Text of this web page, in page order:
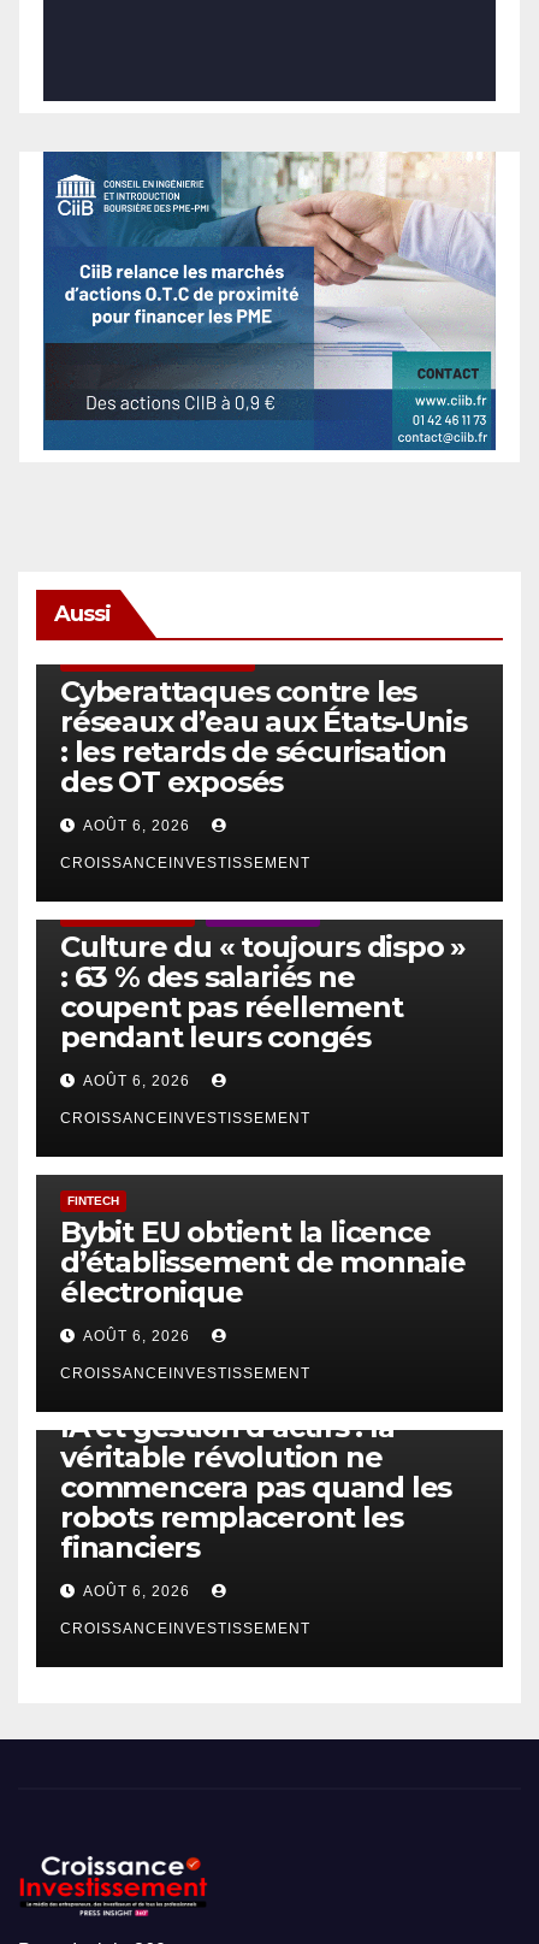
Aussi
Cyberattaques contre les
réseaux d’eau aux États-Unis
: les retards de sécurisation
des OT exposés
AOÛT 6, 2026
CROISSANCEINVESTISSEMENT
Culture du « toujours dispo »
: 63 % des salariés ne
coupent pas réellement
pendant leurs congés
AOÛT 6, 2026
CROISSANCEINVESTISSEMENT
FINTECH
Bybit EU obtient la licence
d’établissement de monnaie
électronique
AOÛT 6, 2026
CROISSANCEINVESTISSEMENT
IA et gestion d’actifs : la
véritable révolution ne
commencera pas quand les
robots remplaceront les
financiers
AOÛT 6, 2026
CROISSANCEINVESTISSEMENT